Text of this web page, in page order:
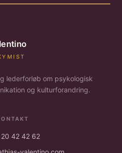
lederforløb om psykologisk
og kulturforandring.
42 42 62